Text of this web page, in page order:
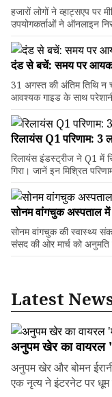
हजारों लोगों ने व्हाट्सएप पर
उपयोगकर्ताओं ने ऑनलाइन
दंड से बचें: समय पर
31 अगस्त की अंतिम तिथि न
आवश्यक गाइड के साथ
रिलायंस Q1 परिणाम: ₹3
रिलायंस इंडस्ट्रीज ने Q1 में
गिरा। जानें इन मिश्रित
सोनम वांगचुक अस्पताल में
सोनम वांगचुक की स्वास्थ्य
संसद की ओर मार्च को
Latest
अनुपम खेर का वायरल
अनुपम खेर और बोमन
एक नृत्य ने इंटरनेट पर धूम